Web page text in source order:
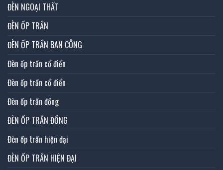
ĐÈN NGOẠI THẤT
ĐÈN ỐP TRẦN
ĐÈN ỐP TRẦN BAN CÔNG
Đèn ốp trần cổ điển
Đèn ốp trần cổ điển
Đèn ốp trần đồng
ĐÈN ỐP TRẦN ĐỒNG
Đèn ốp trần hiện đại
ĐÈN ỐP TRẦN HIỆN ĐẠI